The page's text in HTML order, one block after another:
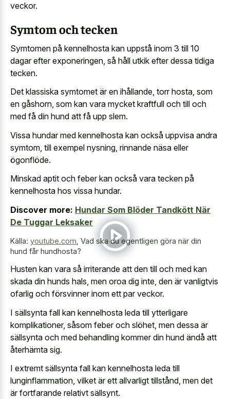
veckor.
Symtom och tecken
Symtomen på kennelhosta kan uppstå inom 3 till 10
dagar efter exponeringen, så håll utkik efter dessa tidiga
tecken.
Det klassiska symtomet är en ihållande, torr hosta, som
en gåshorn, som kan vara mycket kraftfull och till och
med få din hund att få upp slem.
Vissa hundar med kennelhosta kan också uppvisa andra
symtom, till exempel nysning, rinnande näsa eller
ögonflöde.
Minskad aptit och feber kan också vara tecken på
kennelhosta hos vissa hundar.
Discover more: Hundar Som Blöder Tandkött När
De Tuggar Leksaker
Källa: youtube.com Vad ska du egentligen göra när din
hund får hundhosta?
Husten kan vara så irriterande att den till och med kan
skada din hunds hals, men oroa dig inte, den är vanligtvis
ofarlig och försvinner inom ett par veckor.
I sällsynta fall kan kennelhosta leda till ytterligare
komplikationer, såsom feber och slöhet, men dessa är
sällsynta och med behandling kommer din hund ändå att
återhämta sig.
I extremt sällsynta fall kan kennelhosta leda till
lunginflammation, vilket är ett allvarligt tillstånd, men det
är fortfarande relativt sällsynt.